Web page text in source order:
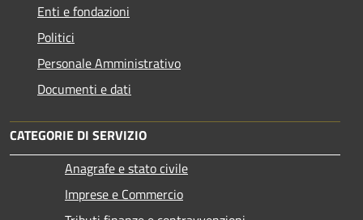
Enti e fondazioni
Politici
Personale Amministrativo
Documenti e dati
CATEGORIE DI SERVIZIO
Anagrafe e stato civile
Imprese e Commercio